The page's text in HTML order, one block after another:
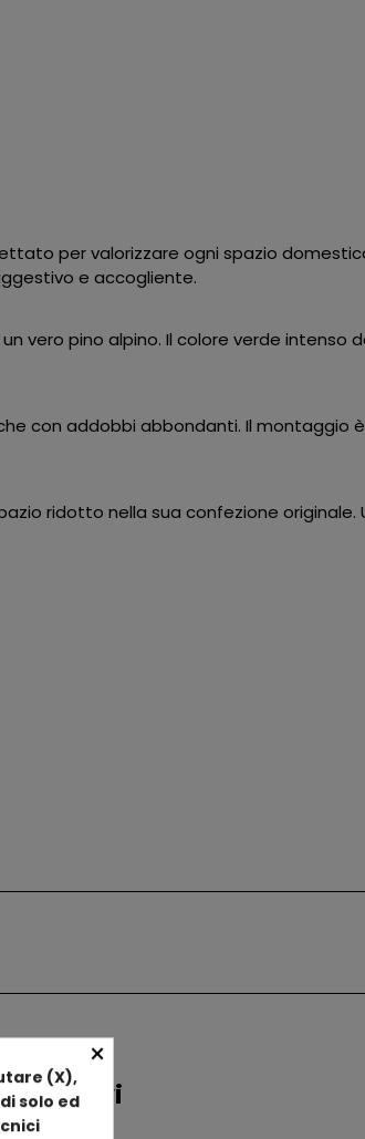
per valorizzare ogni spazio
e accogliente.
pino alpino. Il colore verde intenso
con addobbi abbondanti. Il montaggio
ridotto nella sua confezione
×
(X),
solo ed